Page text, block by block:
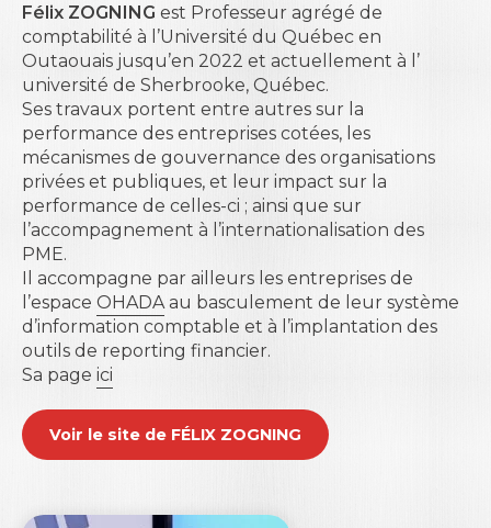
Félix ZOGNING est Professeur agrégé de
comptabilité à l’Université du Québec en
Outaouais jusqu’en 2022 et actuellement à l’
université de Sherbrooke, Québec.
Ses travaux portent entre autres sur la
performance des entreprises cotées, les
mécanismes de gouvernance des organisations
privées et publiques, et leur impact sur la
performance de celles-ci ; ainsi que sur
l’accompagnement à l’internationalisation des
PME.
Il accompagne par ailleurs les entreprises de
l’espace OHADA au basculement de leur système
d’information comptable et à l’implantation des
outils de reporting financier.
Sa page ici
Voir le site de FÉLIX ZOGNING